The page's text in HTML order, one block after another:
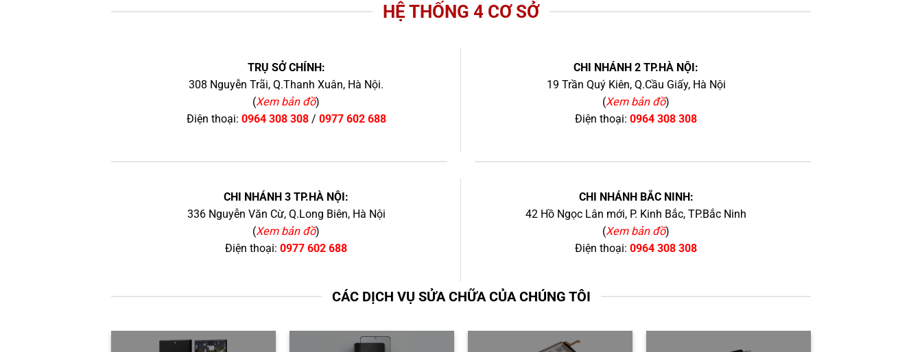
HỆ THỐNG 4 CƠ SỞ
TRỤ SỞ CHÍNH:
308 Nguyễn Trãi, Q.Thanh Xuân, Hà Nội.
(Xem bản đồ)
Điện thoại: 0964 308 308/ 0977 602 688
CHI NHÁNH 2 TP.HÀ NỘI:
19 Trần Quý Kiên, Q.Cầu Giấy, Hà Nội
(Xem bản đồ)
Điện thoại: 0964 308 308
CHI NHÁNH 3 TP.HÀ NỘI:
336 Nguyễn Văn Cừ, Q.Long Biên, Hà Nội
(Xem bản đồ)
Điện thoại: 0977 602 688
CHI NHÁNH BẮC NINH:
42 Hồ Ngọc Lân mới, P. Kinh Bắc, TP.Bắc Ninh
(Xem bản đồ)
Điện thoại: 0964 308 308
CÁC DỊCH VỤ SỬA CHỮA CỦA CHÚNG TÔI